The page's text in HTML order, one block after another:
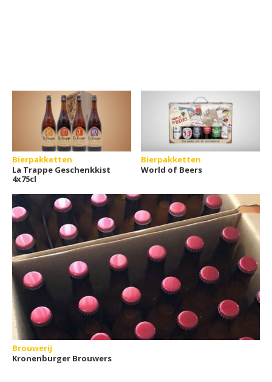
Bierpakketten
La Trappe Geschenkkist
4x75cl
Bierpakketten
World of Beers
Brouwerij
Kronenburger Brouwers